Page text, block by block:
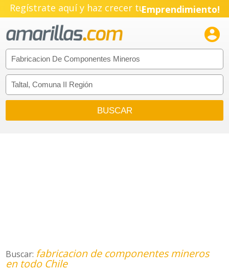
Regístrate aquí y haz crecer tuEmprendimiento!

Buscar: fabricacion de componentes mineros
en todo Chile